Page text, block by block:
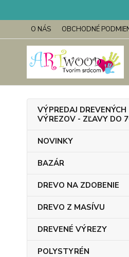
O NÁS OBCHODNÉ
VÝPREDAJ DREVENÝCH
VÝREZOV - ZĽAVY DO
NOVINKY
BAZÁR
DREVO NA ZDOBENIE
DREVO Z MASÍVU
DREVENÉ VÝREZY
POLYSTYRÉN